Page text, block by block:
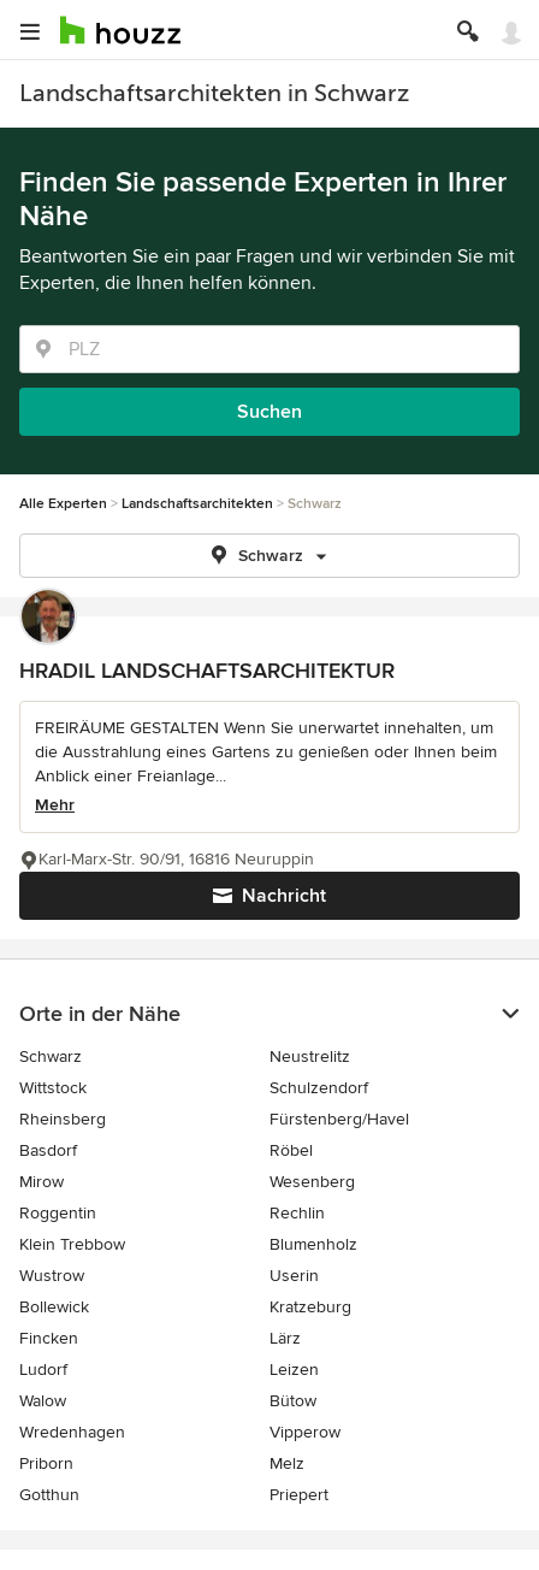
Landschaftsarchitekten in Schwarz
Finden Sie passende Experten in Ihrer
Nähe
Beantworten Sie ein paar Fragen und wir verbinden Sie mit
Experten, die Ihnen helfen können.
Suchen
Alle Experten Landschaftsarchitekten Schwarz
Schwarz
HRADIL LANDSCHAFTSARCHITEKTUR
FREIRÄUME GESTALTEN Wenn Sie unerwartet innehalten, um
die Ausstrahlung eines Gartens zu genießen oder Ihnen beim
Anblick einer Freianlage...
Mehr
Nachricht
Karl-Marx-Str. 90/91, 16816 Neuruppin
Orte in der Nähe
Schwarz
Neustrelitz
Wittstock
Schulzendorf
Rheinsberg
Fürstenberg/Havel
Basdorf
Röbel
Mirow
Wesenberg
Roggentin
Rechlin
Klein Trebbow
Blumenholz
Wustrow
Userin
Bollewick
Kratzeburg
Fincken
Lärz
Ludorf
Leizen
Walow
Bütow
Wredenhagen
Vipperow
Priborn
Melz
Gotthun
Priepert